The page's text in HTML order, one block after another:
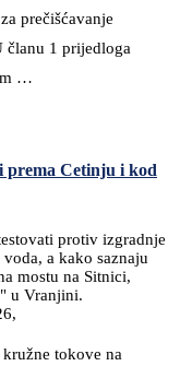
prečišćavanje
članu 1 prijedloga
…
prema Cetinju i kod
protiv izgradnje
a kako saznaju
mostu na Sitnici,
u Vranjini.
tokove na